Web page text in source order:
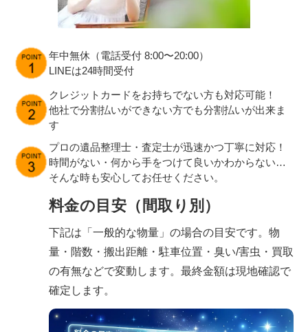
年中無休（電話受付 8:00〜20:00）
LINEは24時間受付
クレジットカードをお持ちでない方も対応可能！
他社で分割払いができない方でも分割払いが出来ま
す
プロの遺品整理士・査定士が迅速かつ丁寧に対応！
時間がない・何から手をつけて良いかわからない…
そんな時も安心してお任せください。
料金の目安（間取り別）
下記は「一般的な物量」の場合の目安です。物
量・階数・搬出距離・駐車位置・臭い/害虫・買取
の有無などで変動します。最終金額は現地確認で
確定します。